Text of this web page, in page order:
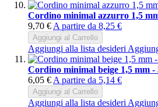
Cordino minimal azzurro 1,5
9,70 € A partire da 8,25 €
Aggiungi al Carrello
Aggiungi alla lista desideri
Cordino minimal beige 1,5 mm -
6,05 € A partire da 5,14 €
Aggiungi al Carrello
Aggiungi alla lista desideri